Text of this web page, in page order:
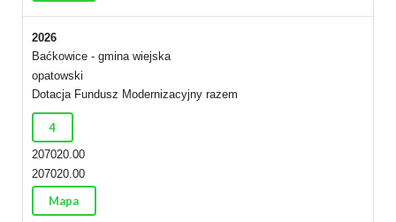
2026
Baćkowice - gmina wiejska
opatowski
Dotacja Fundusz Modernizacyjny razem
4
207020.00
207020.00
Mapa